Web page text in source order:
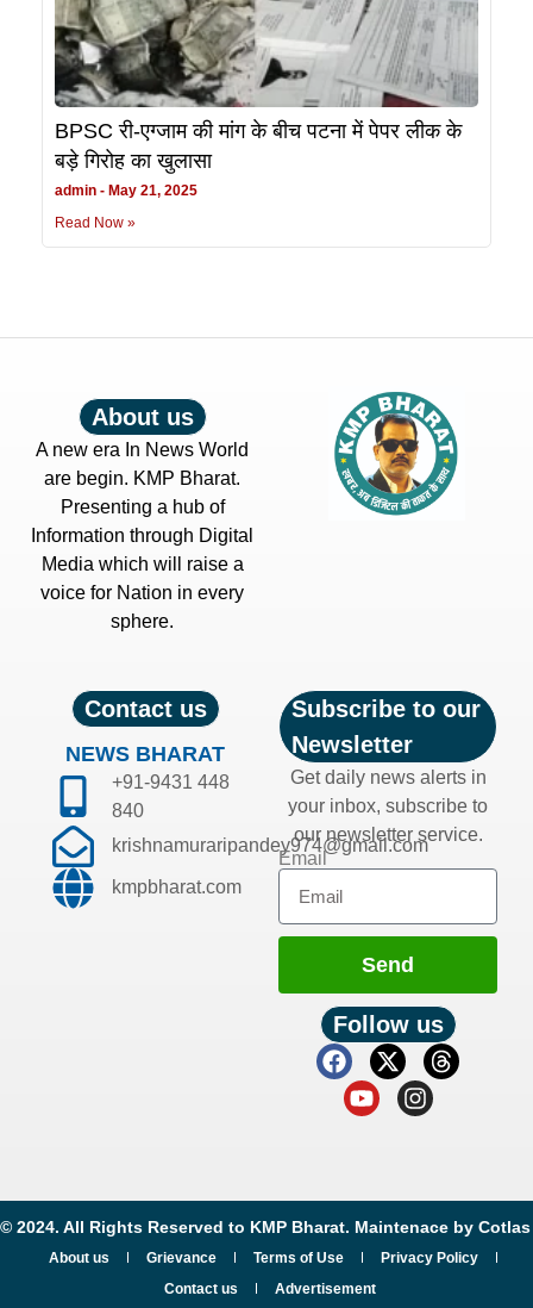
BPSC री-एग्जाम की मांग के बीच पटना में पेपर लीक के
बड़े गिरोह का खुलासा
admin
May 21, 2025
Read Now »
About us
A new era In News World
are begin. KMP Bharat.
Presenting a hub of
Information through Digital
Media which will raise a
voice for Nation in every
sphere.
Contact us
NEWS BHARAT
+91-9431 448
840
krishnamuraripandey974@gmail.com
kmpbharat.com
Subscribe to our
Newsletter
Get daily news alerts in
your inbox, subscribe to
our newsletter service.
Email
Send
Follow us
© 2024. All Rights Reserved to KMP Bharat. Maintenace by Cotlas
About us Grievance Terms of Use
Privacy Policy
Contact us
Advertisement